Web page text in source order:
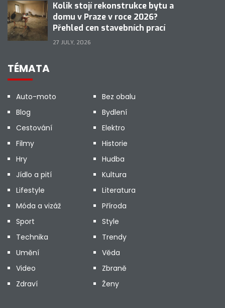
Kolik stojí rekonstrukce bytu a
domu v Praze v roce 2026?
Přehled cen stavebních prací
27 JULY, 2026
TÉMATA
Auto-moto
Bez obalu
Blog
Bydlení
Cestování
Elektro
Filmy
Historie
Hry
Hudba
Jídlo a pití
Kultura
Lifestyle
Literatura
Móda a vizáž
Příroda
Sport
Style
Technika
Trendy
Umění
Věda
Video
Zbraně
Zdraví
Ženy